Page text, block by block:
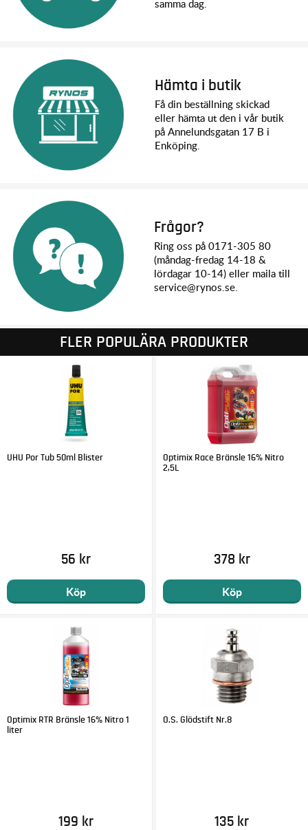
samma dag.
Hämta i butik
Få din beställning skickad
eller hämta ut den i vår butik
på Annelundsgatan 17 B i
Enköping.
Frågor?
Ring oss på 0171-305 80
(måndag-fredag 14-18 &
lördagar 10-14) eller maila till
service@rynos.se.
FLER POPULÄRA PRODUKTER
UHU Por Tub 50ml Blister
56 kr
Köp
Optimix Race Bränsle 16% Nitro
2,5L
378 kr
Köp
Optimix RTR Bränsle 16% Nitro 1
liter
199 kr
O.S. Glödstift Nr.8
135 kr